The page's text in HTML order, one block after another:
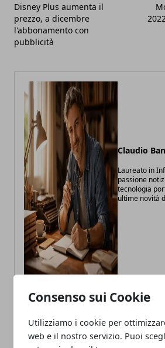
Consenso sui Cookie
Utilizziamo i cookie per
web e il nostro servizio. Puoi
Disney Plus aumenta il
prezzo, a dicembre
l'abbonamento con
pubblicità
Claudio
Laureato in
passione
tecnologia
ultime novità
ARTICOLI CORRELATI